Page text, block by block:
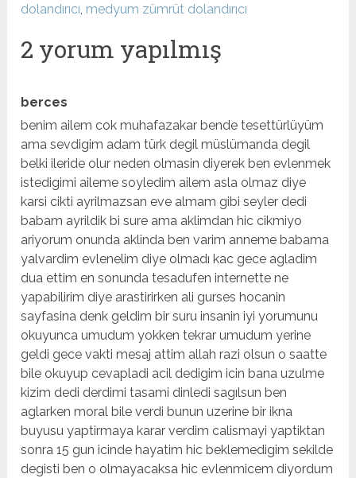
dolandırıcı, medyum zümrüt dolandırıcı
2 yorum yapılmış
berces
benim ailem cok muhafazakar bende tesettürlüyüm
ama sevdigim adam türk degil müslümanda degil
belki ileride olur neden olmasin diyerek ben evlenmek
istedigimi aileme soyledim ailem asla olmaz diye
karsi cikti ayrilmazsan eve almam gibi seyler dedi
babam ayrildik bi sure ama aklimdan hic cikmiyo
ariyorum onunda aklinda ben varim anneme babama
yalvardim evlenelim diye olmadı kac gece agladim
dua ettim en sonunda tesadufen internette ne
yapabilirim diye arastirirken ali gurses hocanin
sayfasina denk geldim bir suru insanin iyi yorumunu
okuyunca umudum yokken tekrar umudum yerine
geldi gece vakti mesaj attim allah razi olsun o saatte
bile okuyup cevapladi acil dedigim icin bana uzulme
kizim dedi derdimi tasami dinledi sagılsun ben
aglarken moral bile verdi bunun uzerine bir ikna
buyusu yaptirmaya karar verdim calismayi yaptiktan
sonra 15 gun icinde hayatim hic beklemedigim sekilde
degisti ben o olmayacaksa hic evlenmicem diyordum